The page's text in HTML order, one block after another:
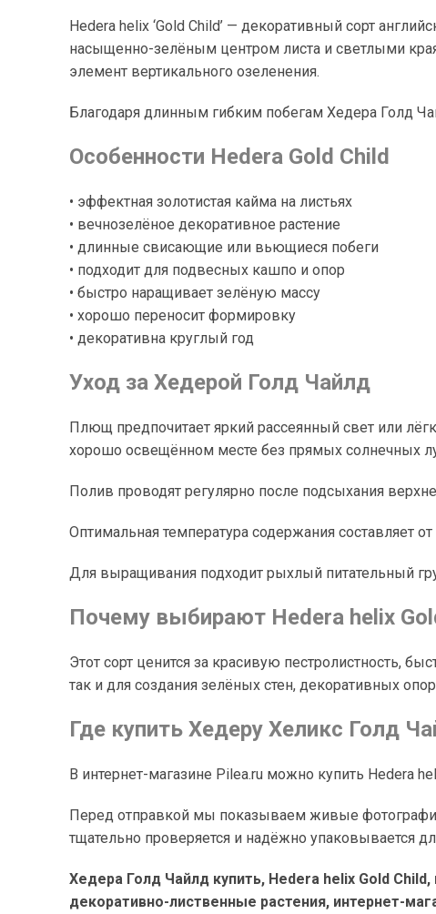
Hedera helix ‘Gold Child’ — декоративный сорт
насыщенно-зелёным центром листа и светлыми
элемент вертикального озеленения.
Благодаря длинным гибким побегам Хедера Голд
Особенности Hedera Gold Child
• эффектная золотистая кайма на листьях
• вечнозелёное декоративное растение
• длинные свисающие или вьющиеся побеги
• подходит для подвесных кашпо и опор
• быстро наращивает зелёную массу
• хорошо переносит формировку
• декоративна круглый год
Уход за Хедерой Голд Чайлд
Плющ предпочитает яркий рассеянный свет или
хорошо освещённом месте без прямых солнечных
Полив проводят регулярно после подсыхания
Оптимальная температура содержания составляет
Для выращивания подходит рыхлый питательный
Почему выбирают Hedera helix
Этот сорт ценится за красивую пестролистность,
так и для создания зелёных стен, декоративных
Где купить Хедеру Хеликс Голд
В интернет-магазине Pilea.ru можно купить Hedera
Перед отправкой мы показываем живые
тщательно проверяется и надёжно упаковывается
Хедера Голд Чайлд купить, Hedera helix Gold
декоративно-лиственные растения, интернет-